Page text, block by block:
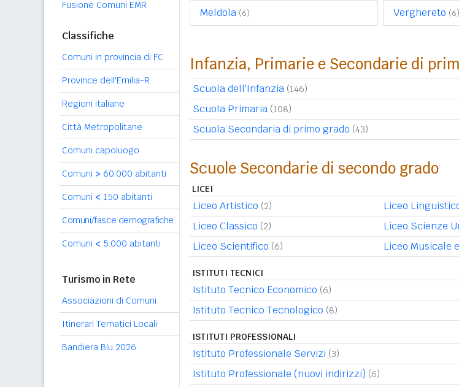
Fusione Comuni EMR
Classifiche
Comuni in provincia di FC
Province dell'Emilia-R.
Regioni italiane
Città Metropolitane
Comuni capoluogo
Comuni > 60.000 abitanti
Comuni < 150 abitanti
Comuni/fasce demografiche
Comuni < 5.000 abitanti
Turismo in Rete
Associazioni di Comuni
Itinerari Tematici Locali
Bandiera Blu 2026
Meldola (6) Verghereto (6)
Infanzia, Primarie e Secondarie di
Scuola dell'Infanzia (146)
Scuola Primaria (108)
Scuola Secondaria di primo grado (43)
Scuole Secondarie di secondo grado
LICEI
Liceo Artistico (2)
Liceo Classico (2)
Liceo Scientifico (6)
Liceo
Liceo Scienze
Liceo Musicale
ISTITUTI TECNICI
Istituto Tecnico Economico (6)
Istituto Tecnico Tecnologico (8)
ISTITUTI PROFESSIONALI
Istituto Professionale Servizi (3)
Istituto Professionale (nuovi indirizzi) (6)